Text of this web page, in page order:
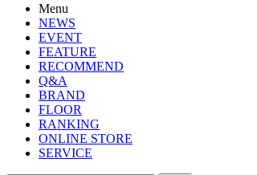
Menu
NEWS
EVENT
FEATURE
RECOMMEND
Q&A
BRAND
FLOOR
RANKING
ONLINE STORE
SERVICE